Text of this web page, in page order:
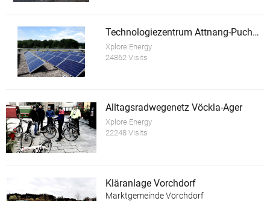
Technologiezentrum Attnang-Puchheim
Xplore Energy
24862 Visits
Alltagsradwegenetz Vöckla-Ager
Xplore Energy
22248 Visits
Kläranlage Vorchdorf
Marktgemeinde Vorchdorf